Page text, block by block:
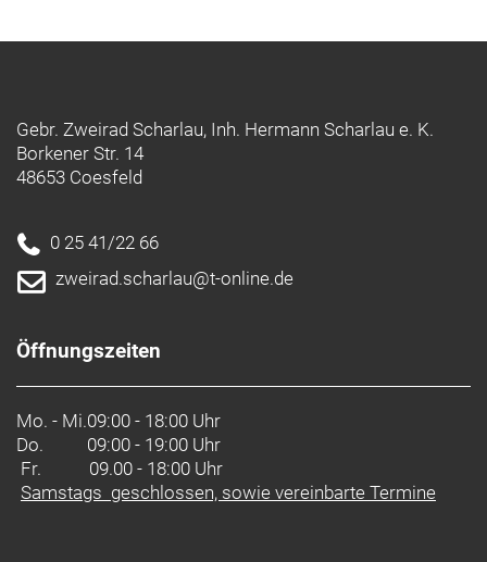
Gebr. Zweirad Scharlau, Inh. Hermann Scharlau e. K.
Borkener Str. 14
48653 Coesfeld
0 25 41/22 66
zweirad.scharlau@t-online.de
Öffnungszeiten
Mo. - Mi.09:00 - 18:00 Uhr
Do.
09:00 - 19:00 Uhr
Fr. 09.00 - 18:00 Uhr
Samstags geschlossen, sowie vereinbarte Termine